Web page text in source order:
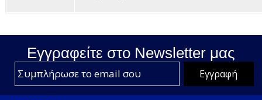
Εγγραφείτε στο Νewsletter μας